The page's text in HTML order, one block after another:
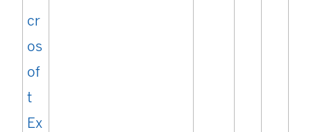
cr
os
of
t
Ex